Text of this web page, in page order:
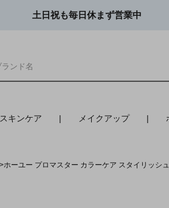
土日祝も毎日休まず営業中
スキンケア メイクアップ
ホーユー プロマスター カラーケア スタイリッシ